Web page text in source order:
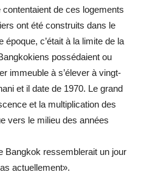
de ces logements
ont été construits dans le
c’était à la limite de la
possédaient ou
immeuble à s’élever à vingt-
et il date de 1970. Le grand
et la multiplication des
vers le milieu des années
Bangkok ressemblerait un jour
actuellement».